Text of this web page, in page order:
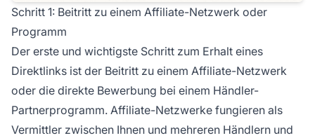
Schritt 1: Beitritt zu einem Affiliate-Netzwerk oder
Programm
Der erste und wichtigste Schritt zum Erhalt eines
Direktlinks ist der Beitritt zu einem Affiliate-Netzwerk
oder die direkte Bewerbung bei einem Händler-
Partnerprogramm. Affiliate-Netzwerke fungieren als
Vermittler zwischen Ihnen und mehreren Händlern und